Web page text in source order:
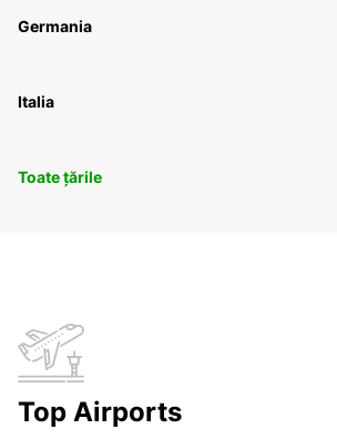
Germania
Italia
Toate țările
Top Airports